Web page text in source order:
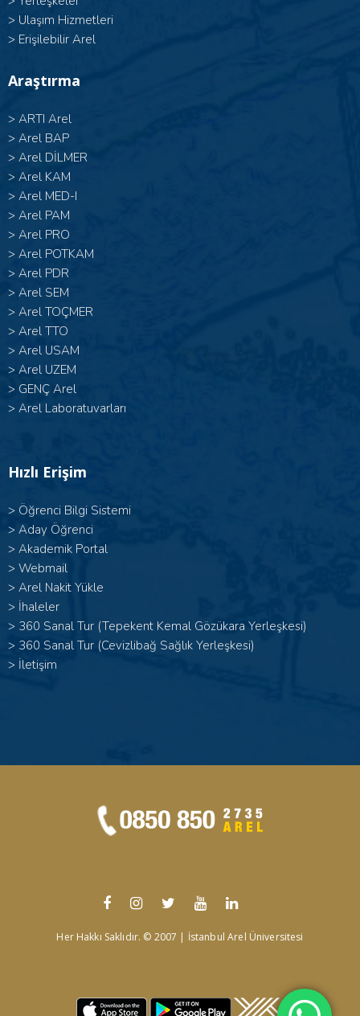
> Ulaşım Hizmetleri
> Erişilebilir Arel
Araştırma
> ARTI Arel
> Arel BAP
> Arel DİLMER
> Arel KAM
> Arel MED-I
> Arel PAM
> Arel PRO
> Arel POTKAM
> Arel PDR
> Arel SEM
> Arel TOÇMER
> Arel TTO
> Arel USAM
> Arel UZEM
> GENÇ Arel
> Arel Laboratuvarları
Hızlı Erişim
> Öğrenci Bilgi Sistemi
> Aday Öğrenci
> Akademik Portal
> Webmail
> Arel Nakit Yükle
> İhaleler
> 360 Sanal Tur (Tepekent Kemal Gözükara Yerleşkesi)
> 360 Sanal Tur (Cevizlibağ Sağlık Yerleşkesi)
> İletişim
Her Hakkı Saklıdır. © 2007 | İstanbul Arel Üniversitesi